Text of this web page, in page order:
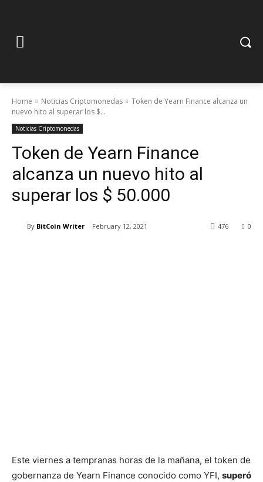
Home Noticias Criptomonedas
Token de Yearn Finance alcanza un
nuevo hito al superar los $...
Noticias Criptomonedas
Token de Yearn Finance
alcanza un nuevo hito al
superar los $ 50.000
By BitCoin Writer February 12, 2021 0
476
Este viernes a tempranas horas de la mañana, el token de
gobernanza de Yearn Finance conocido como YFI, superó